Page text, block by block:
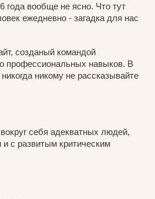
года вообще не ясно. Что тут
ежедневно - загадка для нас
созданый командой
профессиональных навыков. В
никому не рассказывайте
себя адекватных людей,
с развитым критическим